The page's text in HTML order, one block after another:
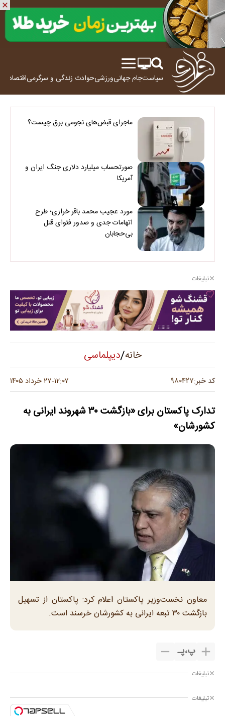
سیاستجام جهانیورزشیحوادث زندگی و سرگرمیاقتصاد
ماجرای قبض‌های نجومی برق چیست؟
صورتحساب میلیارد دلاری جنگ ایران و
آمریکا
مورد عجیب محمد باقر خرازی؛ طرح
اتهامات جدی و صدور فتوای قتل
بی‌حجابان
تبلیغات
خانه/دیپلماسی
کد خبر:۹۸۰۴۲۷ ۱۲:۰۷-۲۷ خرداد ۱۴۰۵
تدارک پاکستان برای «بازگشت ۳۰ شهروند ایرانی به
کشورشان»
معاون نخست‌وزیر پاکستان اعلام کرد: پاکستان از تسهیل
بازگشت ۳۰ تبعه ایرانی به کشورشان خرسند است.
پ،پـ
تبلیغات
تبلیغات